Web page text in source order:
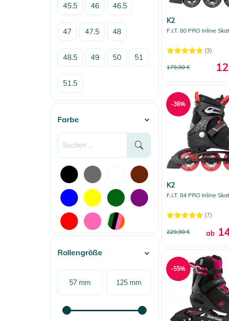
45.5 46 46.5
47 47.5 48
48.5 49 50 51
51.5
Farbe
Rollengröße
K2
F.I.T. 80 PRO Inline
(3)
179,90 €
K2
F.I.T. 84 PRO Inline
(7)
229,90 € ab
-36%
-55%